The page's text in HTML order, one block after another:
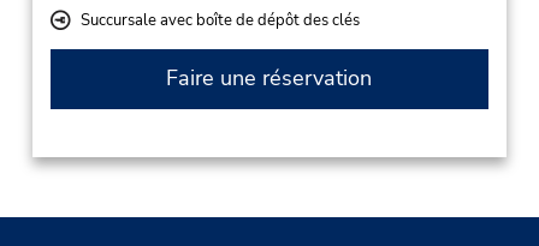
Succursale avec boîte de dépôt des clés
Faire une réservation